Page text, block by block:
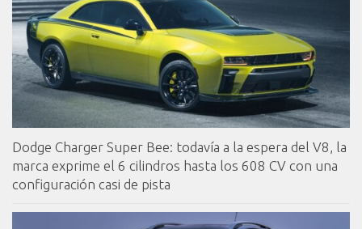
Dodge Charger Super Bee: todavía a la espera del V8, la
marca exprime el 6 cilindros hasta los 608 CV con una
configuración casi de pista